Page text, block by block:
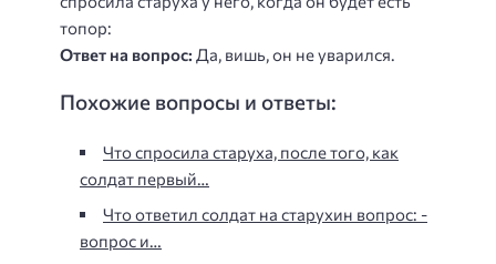
топор:
Ответ на вопрос: Да, вишь, он не уварился.
Похожие вопросы и ответы:
Что спросила старуха, после того, как
солдат первый…
Что ответил солдат на старухин вопрос: -
вопрос и…